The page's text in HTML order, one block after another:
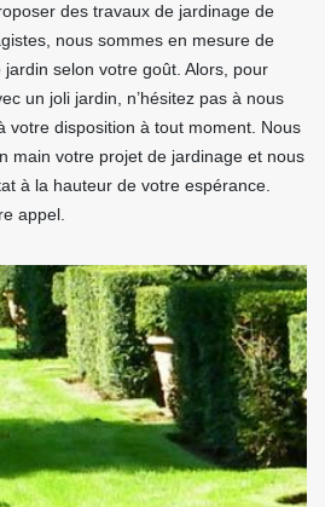
des travaux de jardinage de
nous sommes en mesure de
jardin selon votre goût. Alors, pour
un joli jardin, n’hésitez pas à nous
votre disposition à tout moment. Nous
main votre projet de jardinage et nous
à la hauteur de votre espérance.
appel.